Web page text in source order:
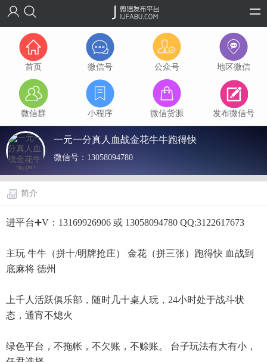
首页 微信号 公众号 地区微信
微信群 小程序 微信货源 发布微信号
一元一分真人血战金花牛牛跑得快
微信号： 13058094780
简介
进平台➕V：13169926906 或 13058094780 QQ:3122617673
主玩 牛牛（拼十/明牌抢庄） 金花（拼三张）跑得快 血战到
底麻将 德州
上千人活跃俱乐部，随时几十桌人玩，24小时处于战斗状
态，通宵不熄火
绿色平台，不拖帐，不欠账，不赊账。 台子玩法有大有小，